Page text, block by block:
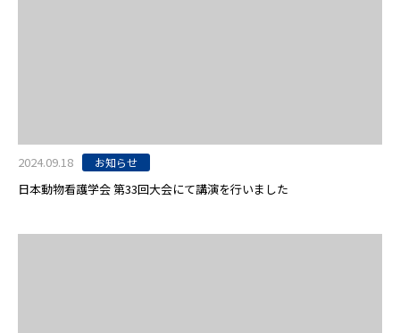
2024.09.18 お知らせ
日本動物看護学会 第33回大会にて講演を行いました